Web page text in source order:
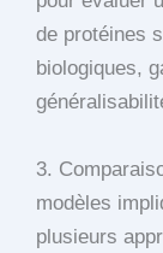
de protéines
biologiques,
3.
modèles
plusieurs